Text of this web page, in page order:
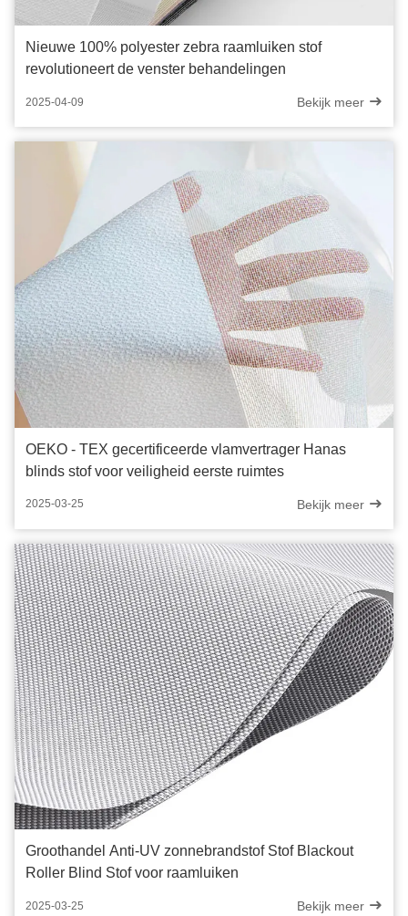
Nieuwe 100% polyester zebra raamluiken stof
revolutioneert de venster behandelingen
2025-04-09 Bekijk meer
OEKO - TEX gecertificeerde vlamvertrager Hanas
blinds stof voor veiligheid eerste ruimtes
2025-03-25 Bekijk meer
Groothandel Anti-UV zonnebrandstof Stof Blackout
Roller Blind Stof voor raamluiken
2025-03-25 Bekijk meer